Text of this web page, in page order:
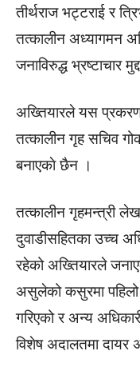
तीर्थराज भट्टराई र
तत्कालीन अध्यागमन
जनाविरुद्ध भ्रष्टाचार
अख्तियारले यस
तत्कालीन गृह सचिव
बनाएकाे छैन ।
तत्कालीन गृहमन्त्री
दुवाडीसहितका उच्च
रहेको अख्तियारले
असुलेको कसुरमा पहिलो
गरिएको र अन्य
विशेष अदालतमा दायर